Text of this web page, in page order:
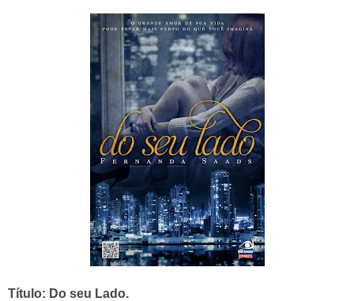
Título: Do seu Lado.